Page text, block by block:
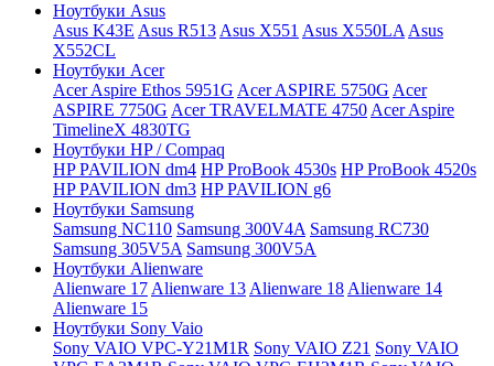
Ноутбуки Asus
Asus K43E Asus R513 Asus X551 Asus X550LA Asus
X552CL
Ноутбуки Acer
Acer Aspire Ethos 5951G Acer ASPIRE 5750G Acer
ASPIRE 7750G Acer TRAVELMATE 4750 Acer Aspire
TimelineX 4830TG
Ноутбуки HP / Compaq
HP PAVILION dm4 HP ProBook 4530s HP ProBook 4520s
HP PAVILION dm3 HP PAVILION g6
Ноутбуки Samsung
Samsung NC110 Samsung 300V4A Samsung RC730
Samsung 305V5A Samsung 300V5A
Ноутбуки Alienware
Alienware 17 Alienware 13 Alienware 18 Alienware 14
Alienware 15
Ноутбуки Sony Vaio
Sony VAIO VPC-Y21M1R Sony VAIO Z21 Sony VAIO